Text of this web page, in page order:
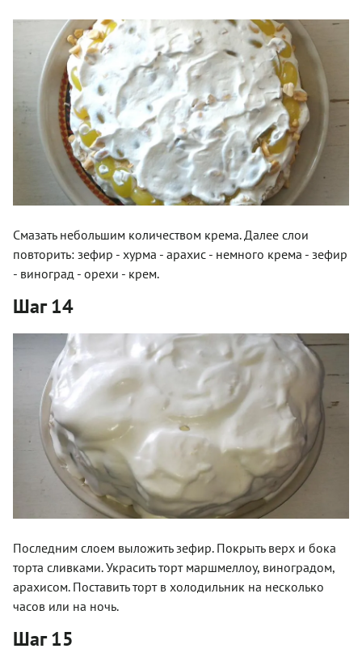
Смазать небольшим количеством крема. Далее слои
повторить: зефир - хурма - арахис - немного крема - зефир
- виноград - орехи - крем.
Шаг 14
Последним слоем выложить зефир. Покрыть верх и бока
торта сливками. Украсить торт маршмеллоу, виноградом,
арахисом. Поставить торт в холодильник на несколько
часов или на ночь.
Шаг 15